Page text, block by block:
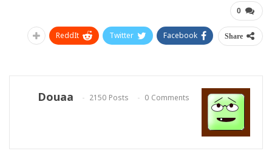
0
Share
Facebook
Twitter
ReddIt
Douaa 2150 Posts 0 Comments